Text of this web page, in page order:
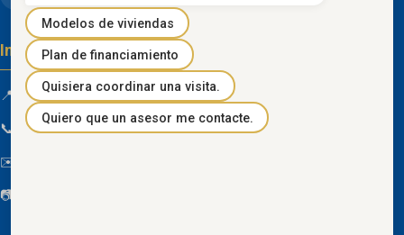
Información de contacto
📍 Km 85 Vía Progreso, Playas, Guayas, Ecuador
📞 096 934 4318
✉️
📷
Modelos de viviendas
Plan de financiamiento
Quisiera coordinar una visita.
Quiero que un asesor me contacte.